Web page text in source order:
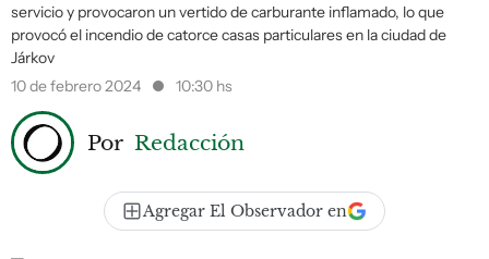
servicio y provocaron un vertido de carburante inflamado, lo que
provocó el incendio de catorce casas particulares en la ciudad de
Járkov
10 de febrero 2024
10:30 hs
Por Redacción
Agregar El Observador en